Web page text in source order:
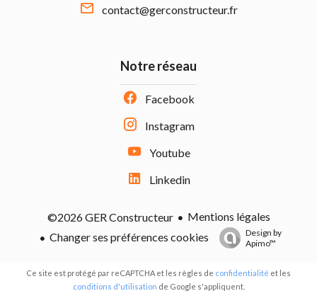
contact@gerconstructeur.fr
Notre réseau
Facebook
Instagram
Youtube
Linkedin
©2026 GER Constructeur
Mentions légales
Changer ses préférences cookies
Design by
Apimo™
Ce site est protégé par reCAPTCHA et les règles de confidentialité et les
conditions d'utilisation de Google s'appliquent.